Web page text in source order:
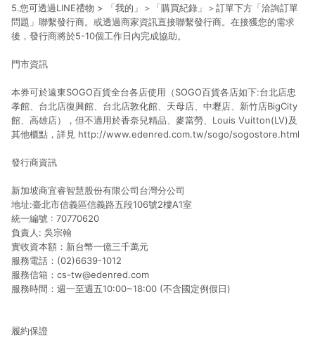
5.您可透過LINE禮物 > 「我的」＞「購買紀錄」＞訂單下方「洽詢訂單
問題」聯繫發行商。或透過商家資訊直接聯繫發行商。在接獲您的需求
後，發行商將於5-10個工作日內完成協助。
門市資訊
本券可於遠東SOGO百貨全台各店使用（SOGO百貨各店如下:台北店忠
孝館、台北店復興館、台北店敦化館、天母店、中壢店、新竹店BigCity
館、高雄店），但不適用於香奈兒精品、麥當勞、Louis Vuitton(LV)及
其他櫃點，詳見 http://www.edenred.com.tw/sogo/sogostore.html
發行商資訊
新加坡商宜睿智慧股份有限公司台灣分公司
地址:臺北市信義區信義路五段106號2樓A1室
統一編號 : 70770620
負責人: 吳宗翰
實收資本額：新台幣一億三千萬元
服務電話：(02)6639-1012
服務信箱：cs-tw@edenred.com
服務時間：週一至週五10:00~18:00 (不含國定例假日)
履約保證